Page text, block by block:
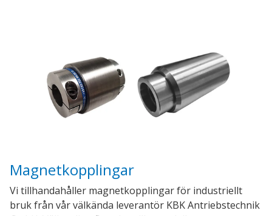
Magnetkopplingar
Vi tillhandahåller magnetkopplingar för industriellt
bruk från vår välkända leverantör KBK Antriebstechnik